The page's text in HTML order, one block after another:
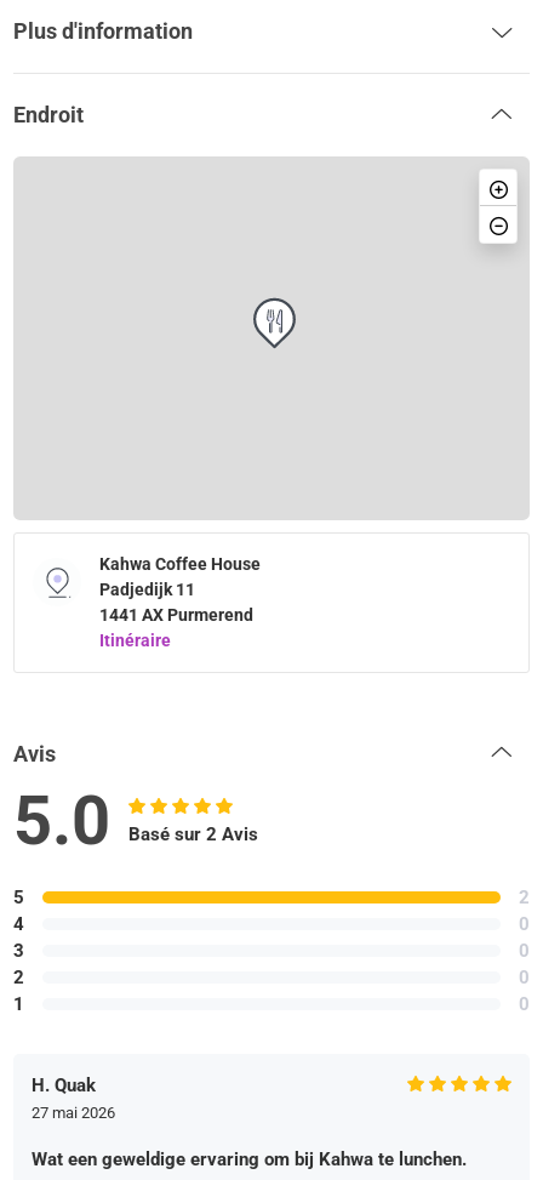
Plus d'information
Endroit
Kahwa Coffee House
Padjedijk 11
1441 AX Purmerend
Itinéraire
Avis
5.0 Basé sur 2 Avis
5
4
3
2
1
2
0
0
0
0
H. Quak
27 mai 2026
Wat een geweldige ervaring om bij Kahwa te lunchen.